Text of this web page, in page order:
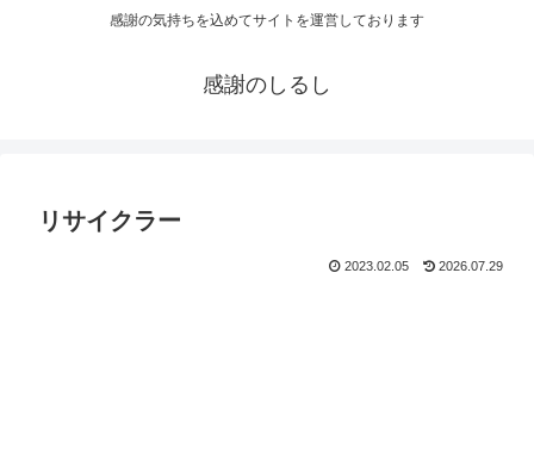
感謝の気持ちを込めてサイトを運営しております
感謝のしるし
リサイクラー
2023.02.05 2026.07.29